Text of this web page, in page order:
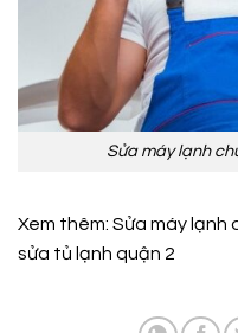
Sửa máy lạnh
Xem thêm: Sửa máy lạnh
sửa tủ lạnh quận 2